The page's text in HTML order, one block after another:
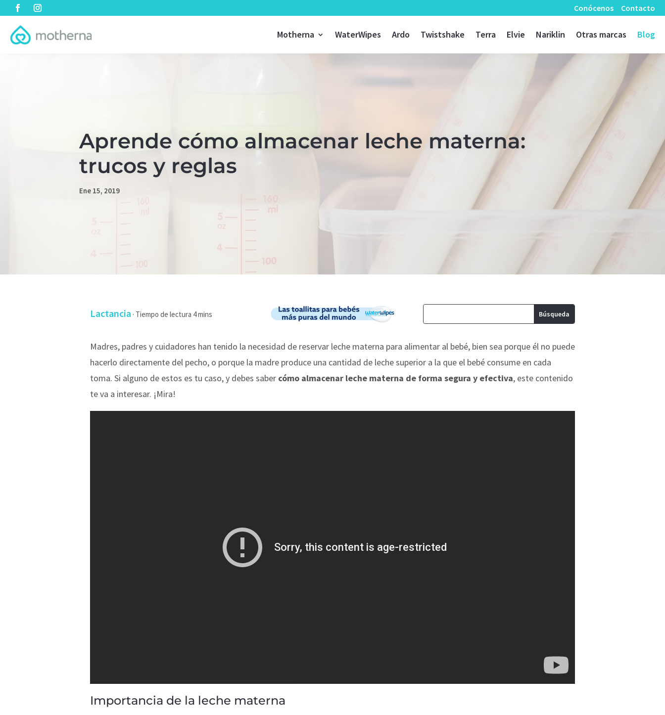
Conócenos Contacto
Motherna WaterWipes Ardo Twistshake Terra Elvie Nariklin Otras marcas Blog
Aprende cómo almacenar leche materna:
trucos y reglas
Ene 15, 2019
Lactancia ·
Madres, padres y cuidadores han tenido la necesidad de reservar leche materna para alimentar al bebé, bien sea porque él no puede
hacerlo directamente del pecho, o porque la madre produce una cantidad de leche superior a la que el bebé consume en cada
toma. Si alguno de estos es tu caso, y debes saber cómo almacenar leche materna de forma segura y efectiva, este contenido
te va a interesar. ¡Mira!
Importancia de la leche materna